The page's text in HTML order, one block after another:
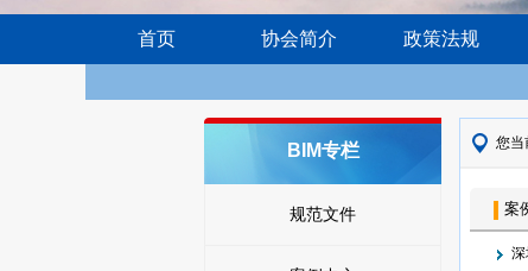
首页 协会简介 政策法规
BIM专栏
规范文件
您当
案